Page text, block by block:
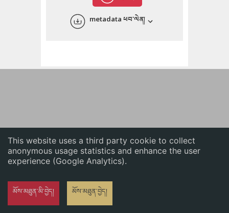
This website uses a third party cookie to collect
anonymous usage statistics and enhance the user
experience (Google Analytics).
མོས་མཐུན་མི་བྱེད། མོས་མཐུན་བྱེད།
metadata ཕབ་ལེན།